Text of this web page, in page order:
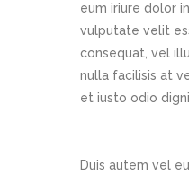
eum iriure dolor
vulputate velit
consequat, vel
nulla facilisis at
et iusto odio
Duis autem vel